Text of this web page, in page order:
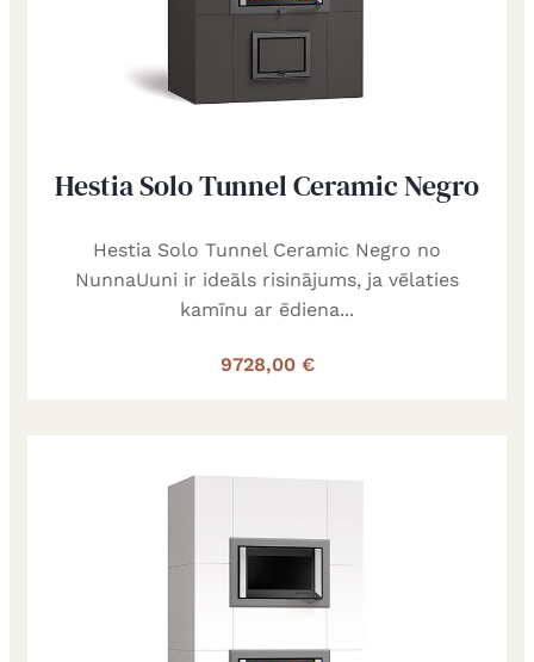
Hestia Solo Tunnel Ceramic Negro
Hestia Solo Tunnel Ceramic Negro no
NunnaUuni ir ideāls risinājums, ja vēlaties
kamīnu ar ēdiena...
9728,00 €